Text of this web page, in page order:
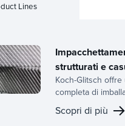
Lines
strutturati e
Koch-Glitsch
completa di
strutturati e casuali,
supportati da
Scopri di più